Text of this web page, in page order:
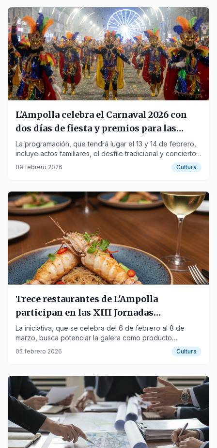
L'Ampolla celebra el Carnaval 2026 con
dos días de fiesta y premios para las
mejores comparsas
La programación, que tendrá lugar el 13 y 14 de febrero,
incluye actos familiares, el desfile tradicional y conciertos
hasta la madrugada.
09 febrero 2026 Cultura
Trece restaurantes de L'Ampolla
participan en las XIII Jornadas
Gastronómicas de la Galera
La iniciativa, que se celebra del 6 de febrero al 8 de
marzo, busca potenciar la galera como producto
emblemático de la cocina marinera del Ebro.
05 febrero 2026 Cultura